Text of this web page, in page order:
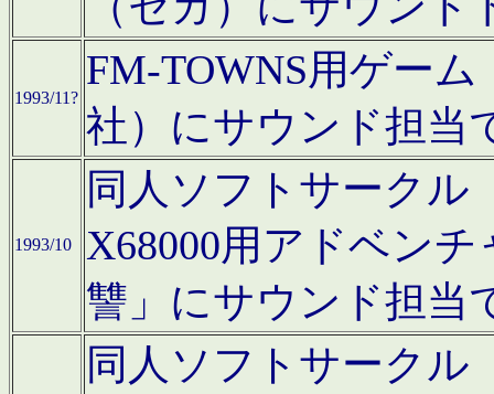
1993/11?
FM-TOWNS用ゲー
社）にサウンド担当
1993/10
同人ソフトサークル
X68000用アドベン
讐」にサウンド担当
同人ソフトサークル